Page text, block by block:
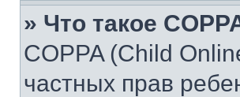
» Что такое
COPPA (Child
частных прав